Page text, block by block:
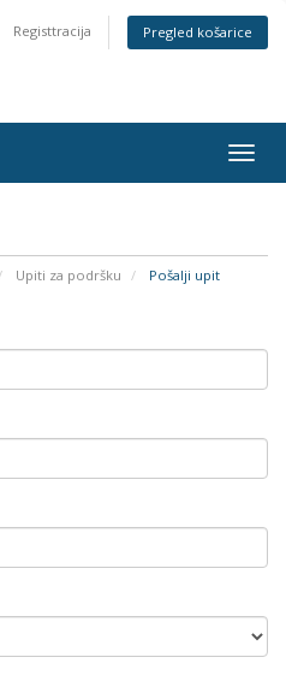
Registtracija Pregled košarice
Upiti za podršku Pošalji upit